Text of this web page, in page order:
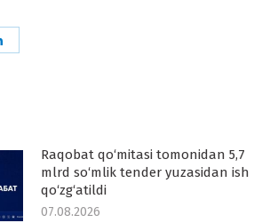
Raqobat qo‘mitasi tomonidan 5,7
mlrd so‘mlik tender yuzasidan ish
qo‘zg‘atildi
07.08.2026